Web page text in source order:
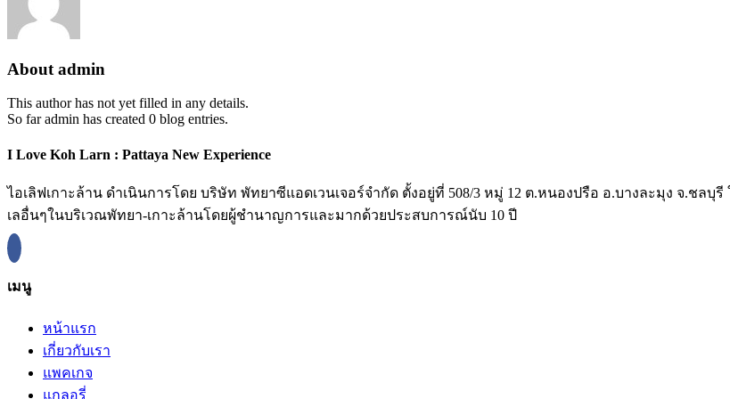
About admin
This author has not yet filled in any details.
So far admin has created 0 blog entries.
I Love Koh Larn : Pattaya New Experience
ไอเลิฟเกาะล้าน ดำเนินการโดย บริษัท พัทยาซีแอดเวนเจอร์จำกัด ตั้งอยู่ที่ 508/3 หมู่ 12 ต.หนองปรือ อ.บางละมุง จ.ชล
เลอื่นๆในบริเวณพัทยา-เกาะล้านโดยผู้ชำนาญการและมากด้วยประสบการณ์นับ 10 ปี
เมนู
หน้าแรก
เกี่ยวกับเรา
แพคเกจ
แกลอรี่